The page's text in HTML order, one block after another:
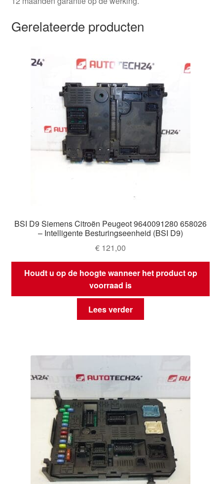
Gerelateerde producten
BSI D9 Siemens Citroën Peugeot 9640091280 658026
– Intelligente Besturingseenheid (BSI D9)
€ 121,00
Houdt u op de hoogte wanneer het product op
voorraad is
Lees verder